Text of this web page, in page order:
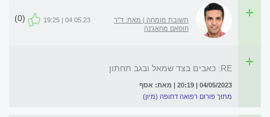
תשובת מומחה | מאת: ד"ר
חוסאם מחאג'נה
04.05.23 | 19:25
(0)
RE: כאבים בצד שמאל ובגב תחתון
04/05/2023 | 20:19 | מאת: אסף
מתוך פורום רפואה דחופה (מיון)